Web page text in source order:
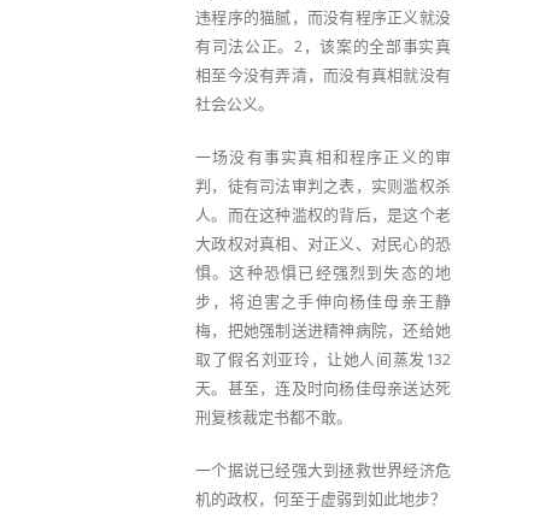
违程序的猫腻，而没有程序正义就没
有司法公正。2，该案的全部事实真
相至今没有弄清，而没有真相就没有
社会公义。
一场没有事实真相和程序正义的审
判，徒有司法审判之表，实则滥权杀
人。而在这种滥权的背后，是这个老
大政权对真相、对正义、对民心的恐
惧。这种恐惧已经强烈到失态的地
步，将迫害之手伸向杨佳母亲王静
梅，把她强制送进精神病院，还给她
取了假名刘亚玲，让她人间蒸发132
天。甚至，连及时向杨佳母亲送达死
刑复核裁定书都不敢。
一个据说已经强大到拯救世界经济危
机的政权，何至于虚弱到如此地步？